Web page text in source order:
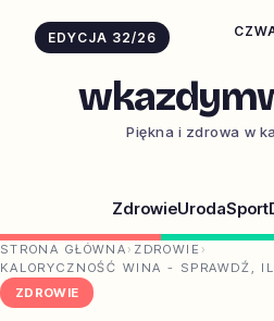
EDYCJA 32/26
Piękna i zdrowa w
ZdrowieUrodaSport
STRONA GŁÓWNA › ZDROWIE ›
KALORYCZNOŚĆ WINA - SPRAWDŹ,
ZDROWIE